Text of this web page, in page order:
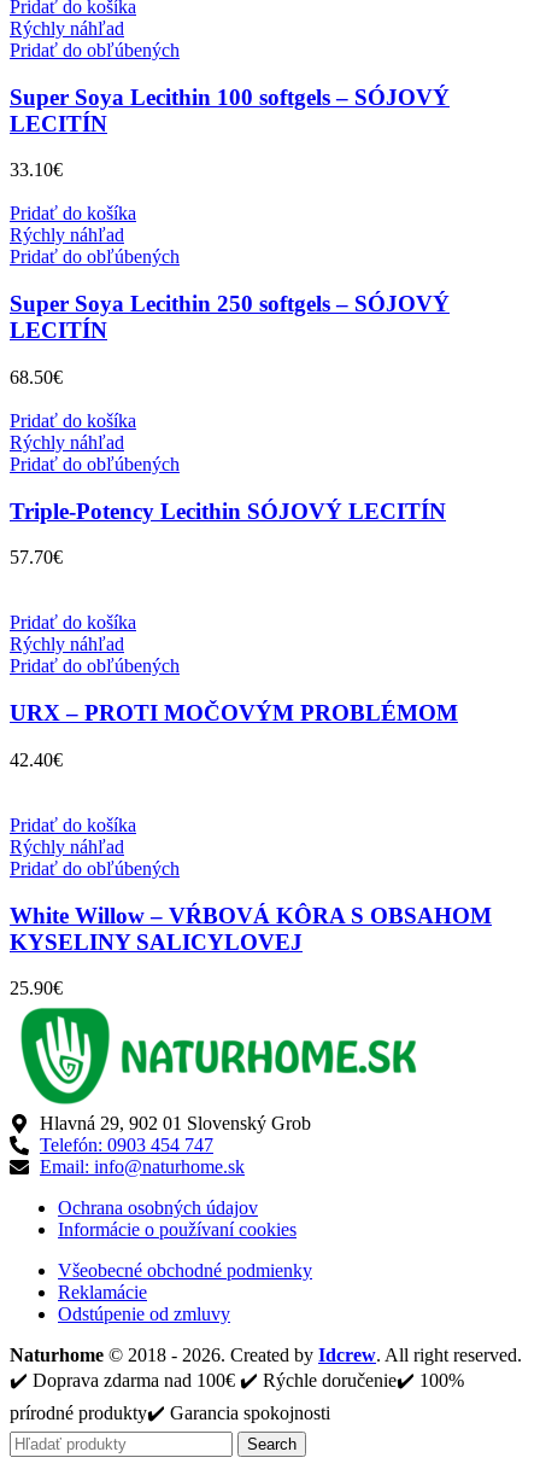
Pridať do košíka
Rýchly náhľad
Pridať do obľúbených
Super Soya Lecithin 100 softgels – SÓJOVÝ
LECITÍN
33.10€
Pridať do košíka
Rýchly náhľad
Pridať do obľúbených
Super Soya Lecithin 250 softgels – SÓJOVÝ
LECITÍN
68.50€
Pridať do košíka
Rýchly náhľad
Pridať do obľúbených
Triple-Potency Lecithin SÓJOVÝ LECITÍN
57.70€
Pridať do košíka
Rýchly náhľad
Pridať do obľúbených
URX – PROTI MOČOVÝM PROBLÉMOM
42.40€
Pridať do košíka
Rýchly náhľad
Pridať do obľúbených
White Willow – VŔBOVÁ KÔRA S OBSAHOM
KYSELINY SALICYLOVEJ
25.90€
Hlavná 29, 902 01 Slovenský Grob
Telefón: 0903 454 747
Email: info@naturhome.sk
Ochrana osobných údajov
Informácie o používaní cookies
Všeobecné obchodné podmienky
Reklamácie
Odstúpenie od zmluvy
Naturhome © 2018 - 2026. Created by Idcrew. All right reserved.
✔️ Doprava zdarma nad 100€ ✔️ Rýchle doručenie✔️ 100%
prírodné produkty✔️ Garancia spokojnosti
Search